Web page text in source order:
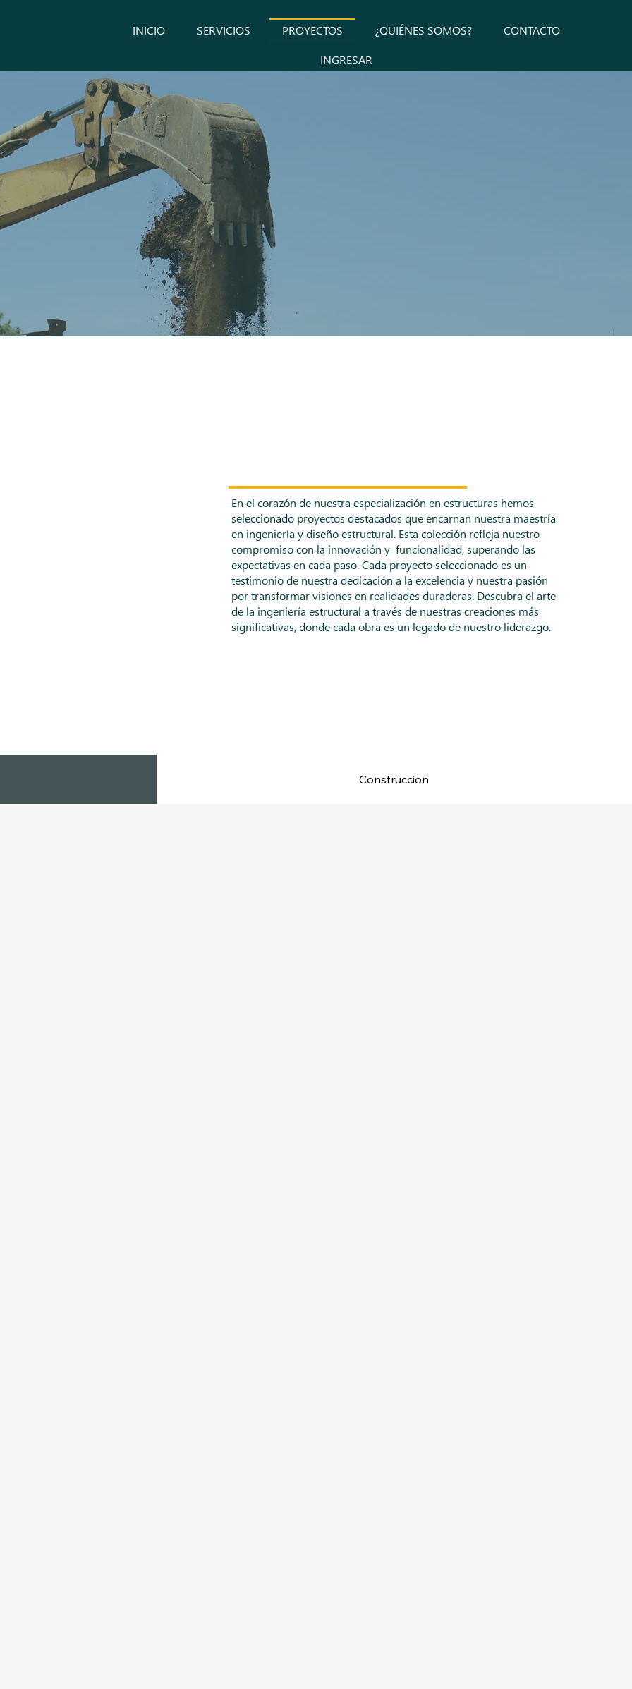
INICIO SERVICIOS PROYECTOS ¿QUIÉNES SOMOS?
CONTACTO
INGRESAR
Construccion
En el corazón de nuestra especialización en estructuras hemos
seleccionado proyectos destacados que encarnan nuestra maestría
en ingeniería y diseño estructural. Esta colección refleja nuestro
compromiso con la innovación y funcionalidad, superando las
expectativas en cada paso. Cada proyecto seleccionado es un
testimonio de nuestra dedicación a la excelencia y nuestra pasión
por transformar visiones en realidades duraderas. Descubra el arte
de la ingeniería estructural a través de nuestras creaciones más
significativas, donde cada obra es un legado de nuestro liderazgo.